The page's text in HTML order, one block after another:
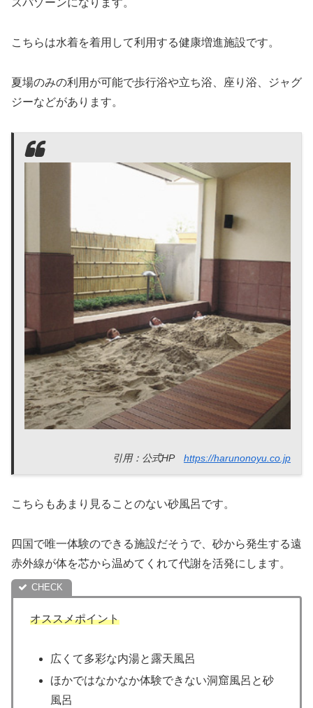
スパゾーンになります。
こちらは水着を着用して利用する健康増進施設です。
夏場のみの利用が可能で歩行浴や立ち浴、座り浴、ジャグ
ジーなどがあります。
引用：公式HP https://harunonoyu.co.jp
こちらもあまり見ることのない砂風呂です。
四国で唯一体験のできる施設だそうで、砂から発生する遠
赤外線が体を芯から温めてくれて代謝を活発にします。
オススメポイント
広くて多彩な内湯と露天風呂
ほかではなかなか体験できない洞窟風呂と砂
風呂